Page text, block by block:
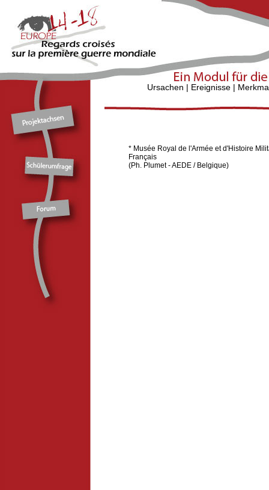
Ursachen | Ereignisse |
* Musée Royal de l'Armée et d'Histoire
Français
(Ph. Plumet - AEDE / Belgique)